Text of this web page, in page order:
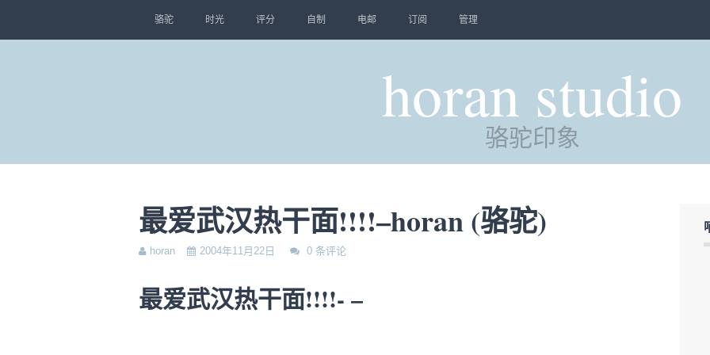
骆驼 时光 评分 自制 电邮 订阅 管理
horan studio
骆驼印象
最爱武汉热干面!!!!–horan (骆驼)
horan 2004年11月22日 0 条评论
最爱武汉热干面!!!!- –